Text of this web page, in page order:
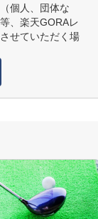
個人、団体な
、楽天GORAレ
せていただく場